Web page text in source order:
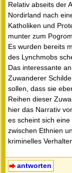
Relativ abseits der
Nordirland nach
Katholiken und
munter zum
Es wurden bereits
des Lynchmobs
Das interessante
Zuwanderer
sollen, dass sie
Reihen dieser
hier das Narrativ
es scheint sich
zwischen Ethnien
kriminelles
antworten